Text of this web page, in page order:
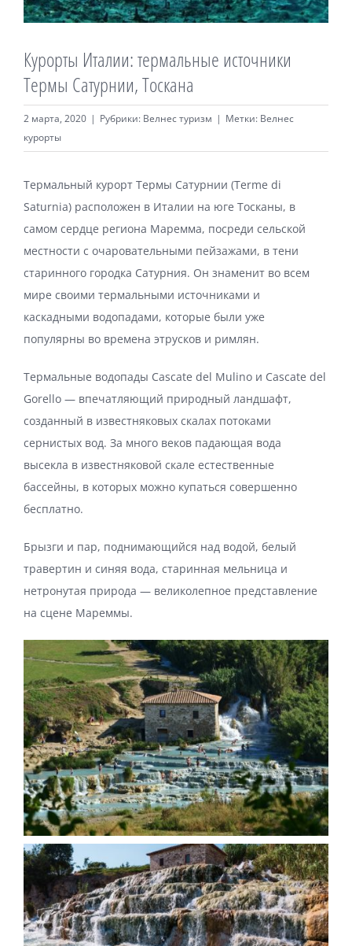
Магазин
Курорты Италии: термальные источники
Термы Сатурнии, Тоскана
2 марта, 2020 | Рубрики: Велнес туризм | Метки: Велнес
курорты
Термальный курорт Термы Сатурнии (Terme di
Saturnia) расположен в Италии на юге Тосканы, в
самом сердце региона Маремма, посреди сельской
местности с очаровательными пейзажами, в тени
старинного городка Сатурния. Он знаменит во всем
мире своими термальными источниками и
каскадными водопадами, которые были уже
популярны во времена этрусков и римлян.
Термальные водопады Cascate del Mulino и Cascate del
Gorello — впечатляющий природный ландшафт,
созданный в известняковых скалах потоками
сернистых вод. За много веков падающая вода
высекла в известняковой скале естественные
бассейны, в которых можно купаться совершенно
бесплатно.
Брызги и пар, поднимающийся над водой, белый
травертин и синяя вода, старинная мельница и
нетронутая природа — великолепное представление
на сцене Мареммы.